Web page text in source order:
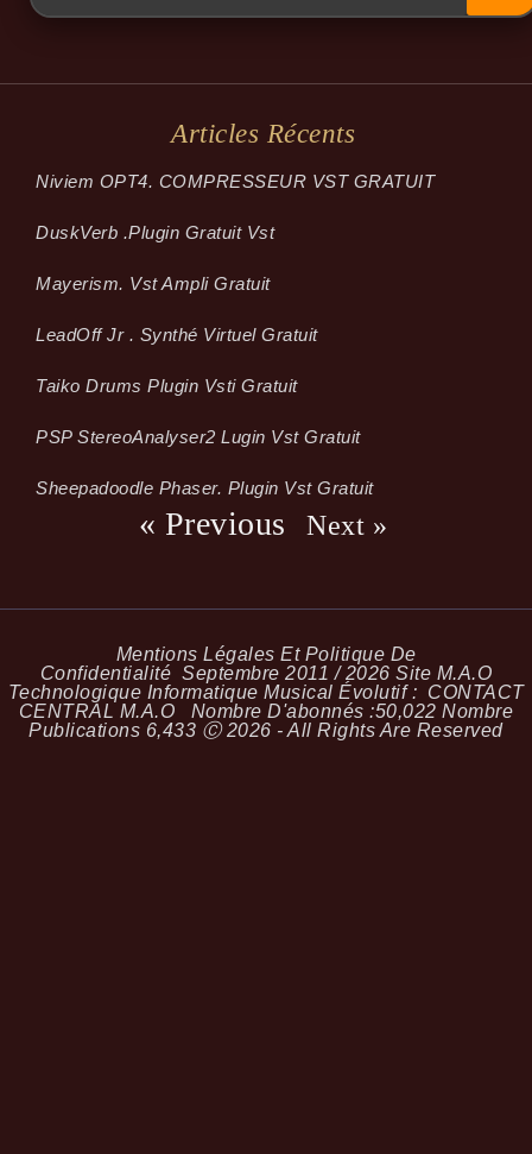
Articles Récents
Niviem OPT4. COMPRESSEUR VST GRATUIT
Dusk­Verb .plugin Gratuit Vst
Mayerism. Vst Ampli Gratuit
LeadOff Jr . Synthé Virtuel Gratuit
Taiko Drums Plugin Vsti Gratuit
PSP StereoAnalyser2 Lugin Vst Gratuit
Sheepadoodle Phaser. Plugin Vst Gratuit
« Previous Next »
Mentions Légales Et Politique De
Confidentialité Septembre 2011 / 2026 Site M.A.O
Technologique Informatique Musical Évolutif : CONTACT
CENTRAL M.A.O Nombre D'abonnés :50,022 Nombre
Publications 6,433 Ⓒ 2026 - All Rights Are Reserved